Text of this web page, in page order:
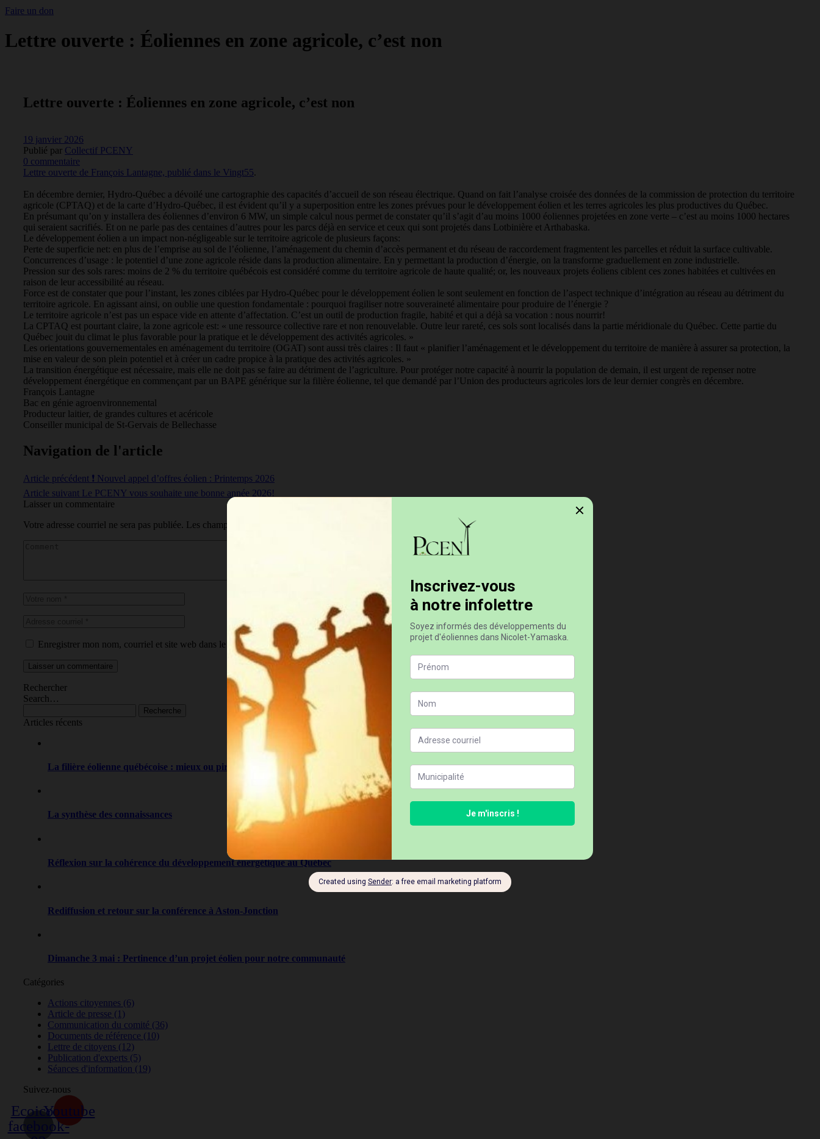
Faire un don
Lettre ouverte : Éoliennes en zone agricole, c’est non
Lettre ouverte : Éoliennes en zone agricole, c’est non
19 janvier 2026
Publié par Collectif PCENY
0 commentaire
Lettre ouverte de François Lantagne, publié dans le Vingt55.
En décembre dernier, Hydro-Québec a dévoilé une cartographie des capacités d’accueil de son réseau électrique. Quand on fait l’analyse croisée des données de la commission de protection du territoire
agricole (CPTAQ) et de la carte d’Hydro-Québec, il est évident qu’il y a superposition entre les zones prévues pour le développement éolien et les terres agricoles les plus productives du Québec.
En présumant qu’on y installera des éoliennes d’environ 6 MW, un simple calcul nous permet de constater qu’il s’agit d’au moins 1000 éoliennes projetées en zone verte – c’est au moins 1000 hectares
qui seraient sacrifiés. Et on ne parle pas des centaines d’autres pour les parcs déjà en service et ceux qui sont projetés dans Lotbinière et Arthabaska.
Le développement éolien a un impact non-négligeable sur le territoire agricole de plusieurs façons:
Perte de superficie net: en plus de l’emprise au sol de l’éolienne, l’aménagement du chemin d’accès permanent et du réseau de raccordement fragmentent les parcelles et réduit la surface cultivable.
Concurrences d’usage : le potentiel d’une zone agricole réside dans la production alimentaire. En y permettant la production d’énergie, on la transforme graduellement en zone industrielle.
Pression sur des sols rares: moins de 2 % du territoire québécois est considéré comme du territoire agricole de haute qualité; or, les nouveaux projets éoliens ciblent ces zones habitées et cultivées en
raison de leur accessibilité au réseau.
Force est de constater que pour l’instant, les zones ciblées par Hydro-Québec pour le développement éolien le sont seulement en fonction de l’aspect technique d’intégration au réseau au détriment du
territoire agricole. En agissant ainsi, on oublie une question fondamentale : pourquoi fragiliser notre souveraineté alimentaire pour produire de l’énergie ?
Le territoire agricole n’est pas un espace vide en attente d’affectation. C’est un outil de production fragile, habité et qui a déjà sa vocation : nous nourrir!
La CPTAQ est pourtant claire, la zone agricole est: « une ressource collective rare et non renouvelable. Outre leur rareté, ces sols sont localisés dans la partie méridionale du Québec. Cette partie du
Québec jouit du climat le plus favorable pour la pratique et le développement des activités agricoles. »
Les orientations gouvernementales en aménagement du territoire (OGAT) sont aussi très claires : Il faut « planifier l’aménagement et le développement du territoire de manière à assurer sa protection, la
mise en valeur de son plein potentiel et à créer un cadre propice à la pratique des activités agricoles. »
La transition énergétique est nécessaire, mais elle ne doit pas se faire au détriment de l’agriculture. Pour protéger notre capacité à nourrir la population de demain, il est urgent de repenser notre
développement énergétique en commençant par un BAPE générique sur la filière éolienne, tel que demandé par l’Union des producteurs agricoles lors de leur dernier congrès en décembre.
François Lantagne
Bac en génie agroenvironnemental
Producteur laitier, de grandes cultures et acéricole
Conseiller municipal de St-Gervais de Bellechasse
Navigation de l'article
Article précédent ❗ Nouvel appel d’offres éolien : Printemps 2026
Article suivant Le PCENY vous souhaite une bonne année 2026!
Laisser un commentaire
Votre adresse courriel ne sera pas publiée. Les champs obligatoires sont indiqués avec
Enregistrer mon nom, courriel et site web dans le navigateur pour la prochaine fois que je commenterai.
Laisser un commentaire
Rechercher
Search…
Recherche
Articles récents
La filière éolienne québécoise : mieux ou pire qu’avant ?
La synthèse des connaissances
Réflexion sur la cohérence du développement énergétique au Québec
Rediffusion et retour sur la conférence à Aston-Jonction
Dimanche 3 mai : Pertinence d’un projet éolien pour notre communauté
Catégories
Actions citoyennes (6)
Article de presse (1)
Communication du comité (36)
Documents de référence (10)
Lettre de citoyens (12)
Publication d'experts (5)
Séances d'information (19)
Suivez-nous
Ecoicon-
facebook-
Youtube